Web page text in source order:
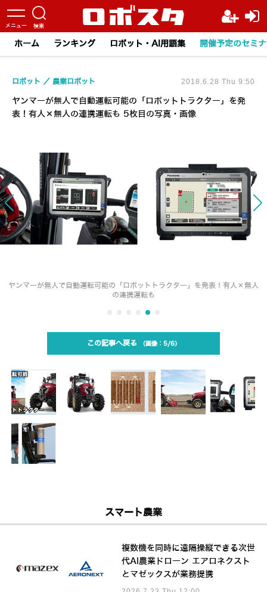
ホーム ランキング ロボット・AI用語集 開催予定のセミ
ヤンマーが無人で自動運転可能の「ロボットトラクター」を発
表！有人×無人の連携運転も 5枚目の写真・画像
ロボット 農業ロボット 2018.6.28 Thu 9:50
ヤンマーが無人で自動運転可能の「ロボットトラクター」を発表！有人×無人
の連携運転も
この記事へ戻る 5/6
スマート農業
複数機を同時に遠隔操縦できる次世
代AI農業ドローン エアロネクスト
とマゼックスが業務提携